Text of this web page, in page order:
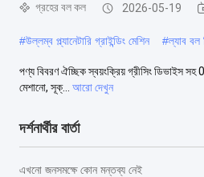
গ্রহের বল কল 2026-05-19
#উল্লম্ব প্ল্যানেটারি গ্রাইন্ডিং মেশিন #ল্যাব বল
পণ্য বিবরণ ঐচ্ছিক স্বয়ংক্রিয় গ্রীসিং ডিভাইস সহ
মেশানো, সূক্...
আরো দেখুন
দর্শনার্থীর বার্তা
এখনো জনসমক্ষে কোন মন্তব্য নেই